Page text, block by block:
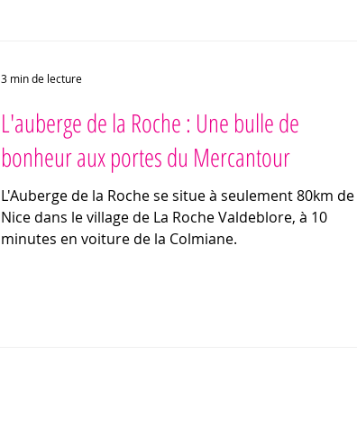
L'auberge de la Roche : Une bulle de
bonheur aux portes du Mercantour
L'Auberge de la Roche se situe à seulement 80km de
Nice dans le village de La Roche Valdeblore, à 10
minutes en voiture de la Colmiane.
3 min de lecture